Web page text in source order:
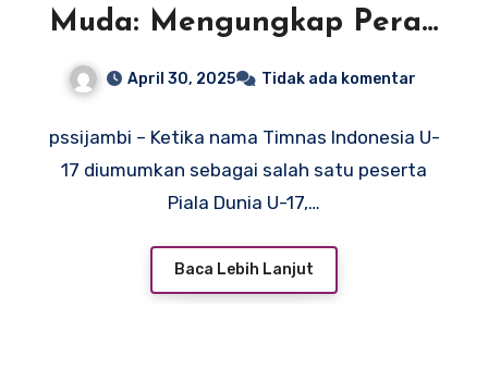
Muda: Mengungkap Peran
Indonesia U-17
April 30, 2025 Tidak ada komentar
pssijambi – Ketika nama Timnas Indonesia U-
17 diumumkan sebagai salah satu peserta
Piala Dunia U-17,…
Baca Lebih Lanjut